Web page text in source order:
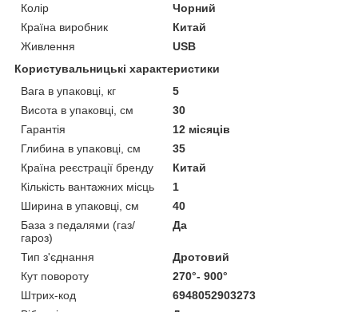
Колір
Чорний
Країна виробник
Китай
Живлення
USB
Користувальницькі характеристики
Вага в упаковці, кг
5
Висота в упаковці, см
30
Гарантія
12 місяців
Глибина в упаковці, см
35
Країна реєстрації бренду
Китай
Кількість вантажних місць
1
Ширина в упаковці, см
40
База з педалями (газ/
гароз)
Да
Тип з'єднання
Дротовий
Кут повороту
270°- 900°
Штрих-код
6948052903273